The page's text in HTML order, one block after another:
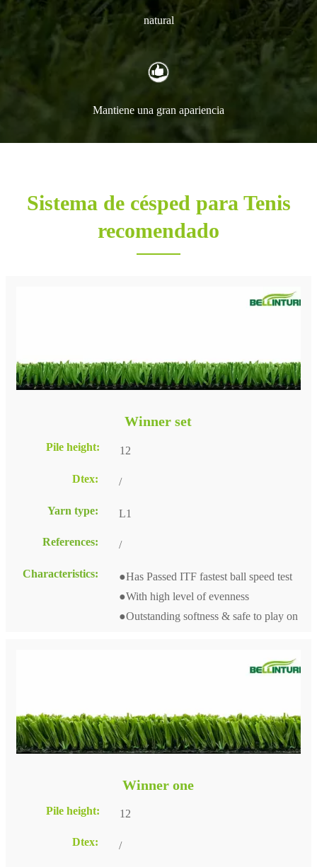
natural
Mantiene una gran apariencia
Sistema de césped para Tenis
recomendado
Winner set
Pile height: 12
Dtex: /
Yarn type: L1
References: /
Characteristics:
●Has Passed ITF fastest ball speed test
●With high level of evenness
●Outstanding softness & safe to play on
Winner one
Pile height: 12
Dtex: /